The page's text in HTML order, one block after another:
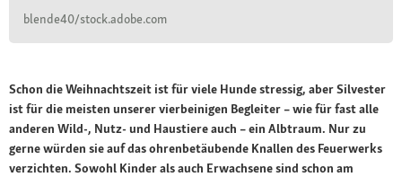
blende40/stock.adobe.com
Schon die Weihnachtszeit ist für viele Hunde stressig, aber Silvester
ist für die meisten unserer vierbeinigen Begleiter – wie für fast alle
anderen Wild-, Nutz- und Haustiere auch – ein Albtraum. Nur zu
gerne würden sie auf das ohrenbetäubende Knallen des Feuerwerks
verzichten. Sowohl Kinder als auch Erwachsene sind schon am